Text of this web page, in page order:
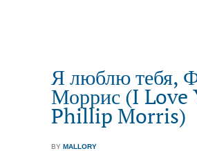
Я люблю тебя,
Моррис (I Love
Phillip Morris)
BY MALLORY